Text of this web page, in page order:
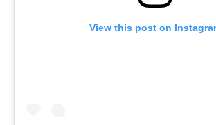
View this post on